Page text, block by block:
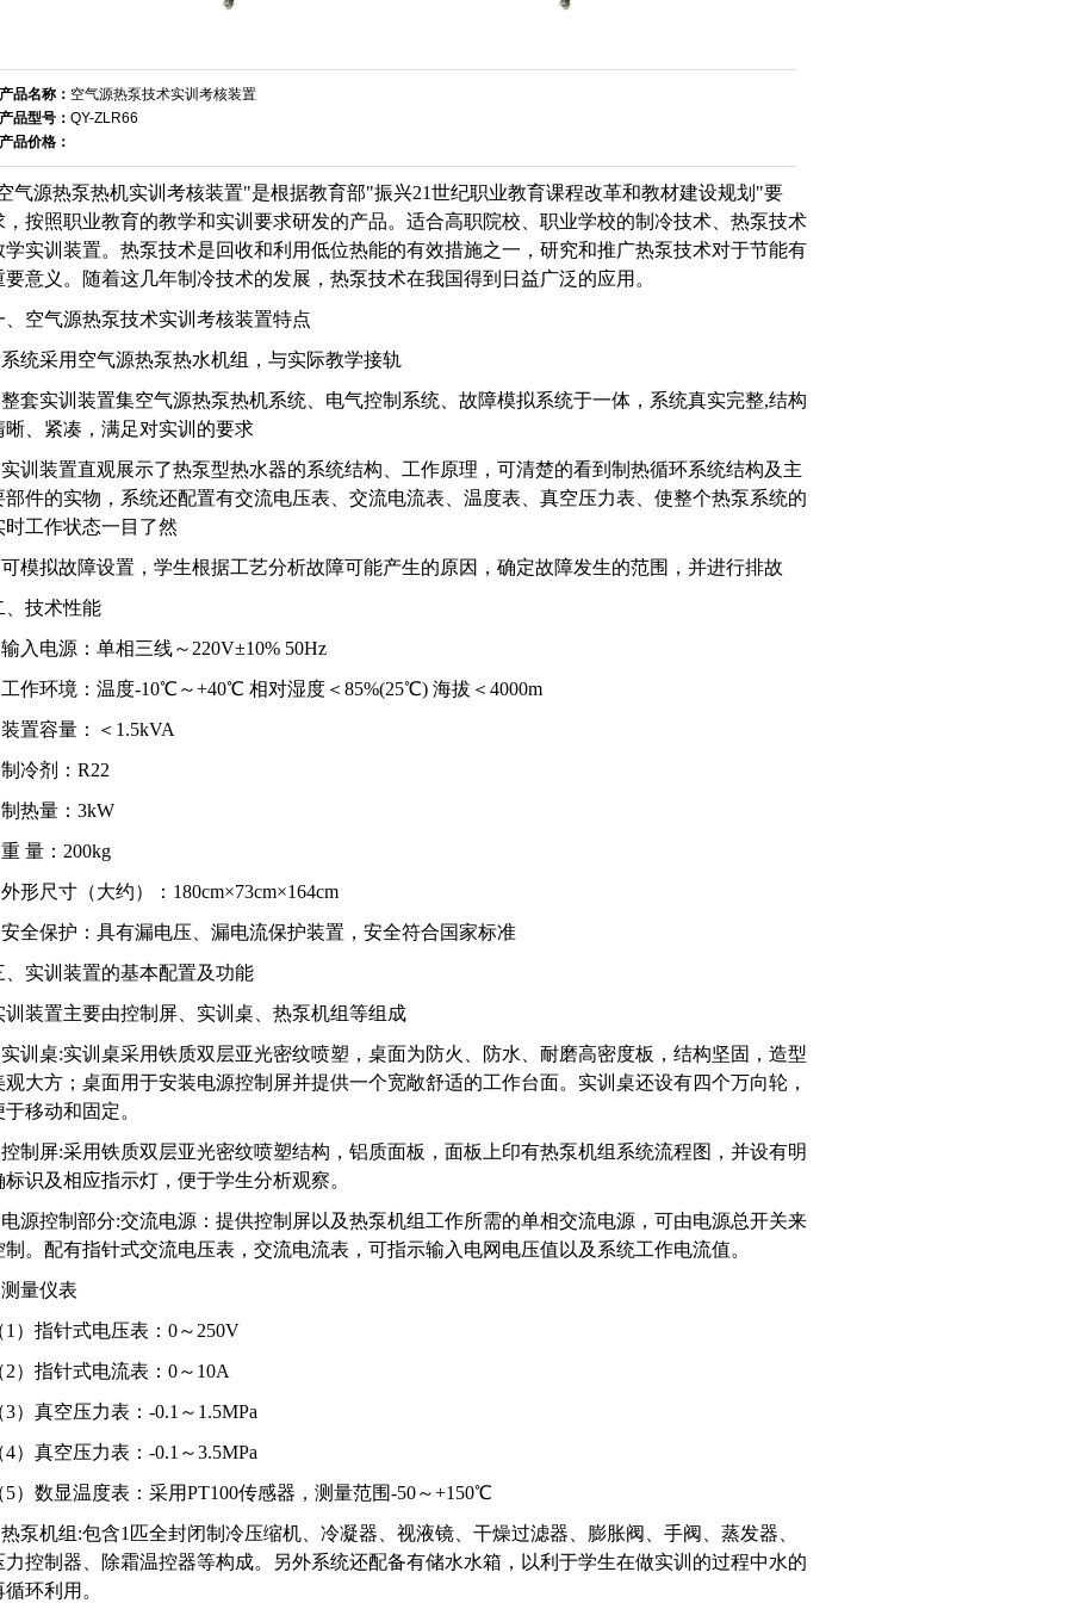
产品名称： 空气源热泵技术实训考核装置
产品型号： QY-ZLR66
产品价格：
气源热泵热机实训考核装置"是根据教育部"振兴21世纪职业教育课程改革和教材建设规划"要
，按照职业教育的教学和实训要求研发的产品。适合高职院校、职业学校的制冷技术、热泵技术
学实训装置。热泵技术是回收和利用低位热能的有效措施之一，研究和推广热泵技术对于节能有
要意义。随着这几年制冷技术的发展，热泵技术在我国得到日益广泛的应用。
、空气源热泵技术实训考核装置特点
统采用空气源热泵热水机组，与实际教学接轨
套实训装置集空气源热泵热机系统、电气控制系统、故障模拟系统于一体，系统真实完整,结构
晰、紧凑，满足对实训的要求
训装置直观展示了热泵型热水器的系统结构、工作原理，可清楚的看到制热循环系统结构及主
部件的实物，系统还配置有交流电压表、交流电流表、温度表、真空压力表、使整个热泵系统的
时工作状态一目了然
模拟故障设置，学生根据工艺分析故障可能产生的原因，确定故障发生的范围，并进行排故
、技术性能
入电源：单相三线～220V±10% 50Hz
作环境：温度-10℃～+40℃ 相对湿度＜85%(25℃) 海拔＜4000m
置容量：＜1.5kVA
冷剂：R22
热量：3kW
量：200kg
形尺寸（大约）：180cm×73cm×164cm
全保护：具有漏电压、漏电流保护装置，安全符合国家标准
、实训装置的基本配置及功能
训装置主要由控制屏、实训桌、热泵机组等组成
训桌:实训桌采用铁质双层亚光密纹喷塑，桌面为防火、防水、耐磨高密度板，结构坚固，造型
观大方；桌面用于安装电源控制屏并提供一个宽敞舒适的工作台面。实训桌还设有四个万向轮，
于移动和固定。
制屏:采用铁质双层亚光密纹喷塑结构，铝质面板，面板上印有热泵机组系统流程图，并设有明
标识及相应指示灯，便于学生分析观察。
源控制部分:交流电源：提供控制屏以及热泵机组工作所需的单相交流电源，可由电源总开关来
制。配有指针式交流电压表，交流电流表，可指示输入电网电压值以及系统工作电流值。
量仪表
1）指针式电压表：0～250V
2）指针式电流表：0～10A
3）真空压力表：-0.1～1.5MPa
4）真空压力表：-0.1～3.5MPa
5）数显温度表：采用PT100传感器，测量范围-50～+150℃
泵机组:包含1匹全封闭制冷压缩机、冷凝器、视液镜、干燥过滤器、膨胀阀、手阀、蒸发器、
力控制器、除霜温控器等构成。另外系统还配备有储水水箱，以利于学生在做实训的过程中水的
循环利用。